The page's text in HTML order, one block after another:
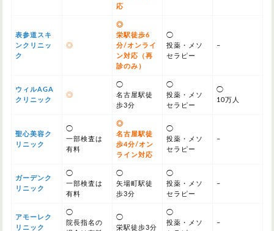
応
表参道スキ
ンクリニッ
ク
◎
◎
栄駅徒歩6
分/オンライ
ン対応（再
診のみ）
◯
投薬・メソ
セラピー
–
ウィルAGA
クリニック
◎
◯
名古屋駅徒
歩3分
◯
投薬・メソ
セラピー
◯
10万人
聖心美容ク
リニック
◯
一部検査は
有料
◎
名古屋駅徒
歩4分/オン
ライン対応
◯
投薬・メソ
セラピー
–
ガーデンク
リニック
◯
一部検査は
有料
◯
矢場町駅徒
歩3分
◯
投薬・メソ
セラピー
–
アモーレク
リニック
◯
院長指名の
◯
栄駅徒歩3分
◯
投薬・メソ
–